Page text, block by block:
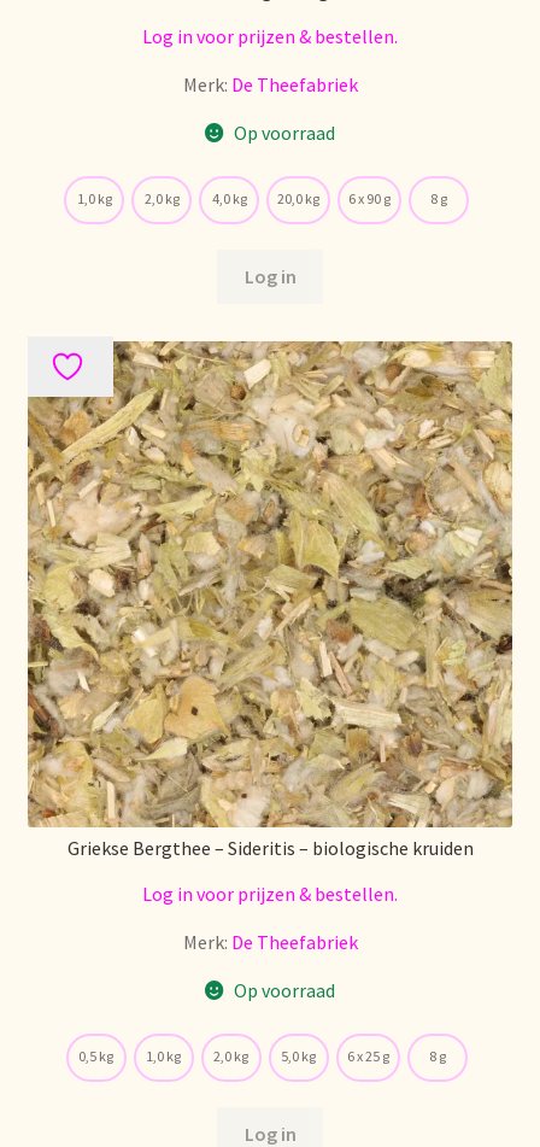
Online shop
Onze visie op thee
Ordering and delivery time
Organic certificates
Our vision on tea
Over ons
Pagos y descuentos
Paiement et réductions
Payment and discounts
Pedidos y plazos de entrega
Personal Branding
Log in voor prijzen & bestellen.
Merk: De Theefabriek
Op voorraad
1,0 kg 2,0 kg 4,0 kg 20,0 kg 6 x 90 g 8 g
Log in
Griekse Bergthee – Sideritis – biologische kruiden
Log in voor prijzen & bestellen.
Merk: De Theefabriek
Op voorraad
0,5 kg 1,0 kg 2,0 kg 5,0 kg 6 x 25 g 8 g
Log in